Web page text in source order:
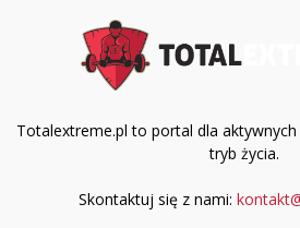
Totalextreme.pl to portal dla
tryb życia.
Skontaktuj się z nami: